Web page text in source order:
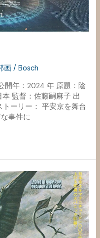
画 /Bosch
開年：2024 年 原題：陰
本 監督：佐藤嗣麻子 出
ーリー： 平安京を舞台
事件に